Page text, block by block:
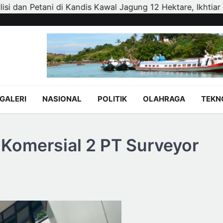
Hektare, Ikhtiar Menjaga Ketahanan Pangan KKIH
GALERI NASIONAL POLITIK OLAHRAGA
2 PT Surveyor